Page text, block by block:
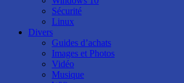
Sécurité
Linux
Divers
Guides d’achats
Images et Photos
Vidéo
Musique